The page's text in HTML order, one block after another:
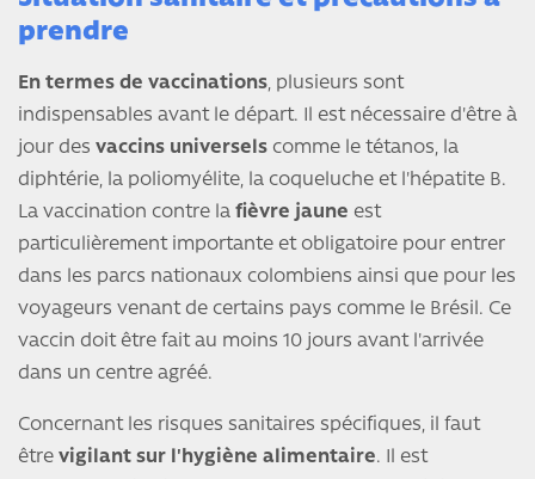
prendre
En termes de vaccinations, plusieurs sont
indispensables avant le départ. Il est nécessaire d'être à
jour des vaccins universels comme le tétanos, la
diphtérie, la poliomyélite, la coqueluche et l'hépatite B.
La vaccination contre la fièvre jaune est
particulièrement importante et obligatoire pour entrer
dans les parcs nationaux colombiens ainsi que pour les
voyageurs venant de certains pays comme le Brésil. Ce
vaccin doit être fait au moins 10 jours avant l'arrivée
dans un centre agréé.
Concernant les risques sanitaires spécifiques, il faut
être vigilant sur l'hygiène alimentaire. Il est